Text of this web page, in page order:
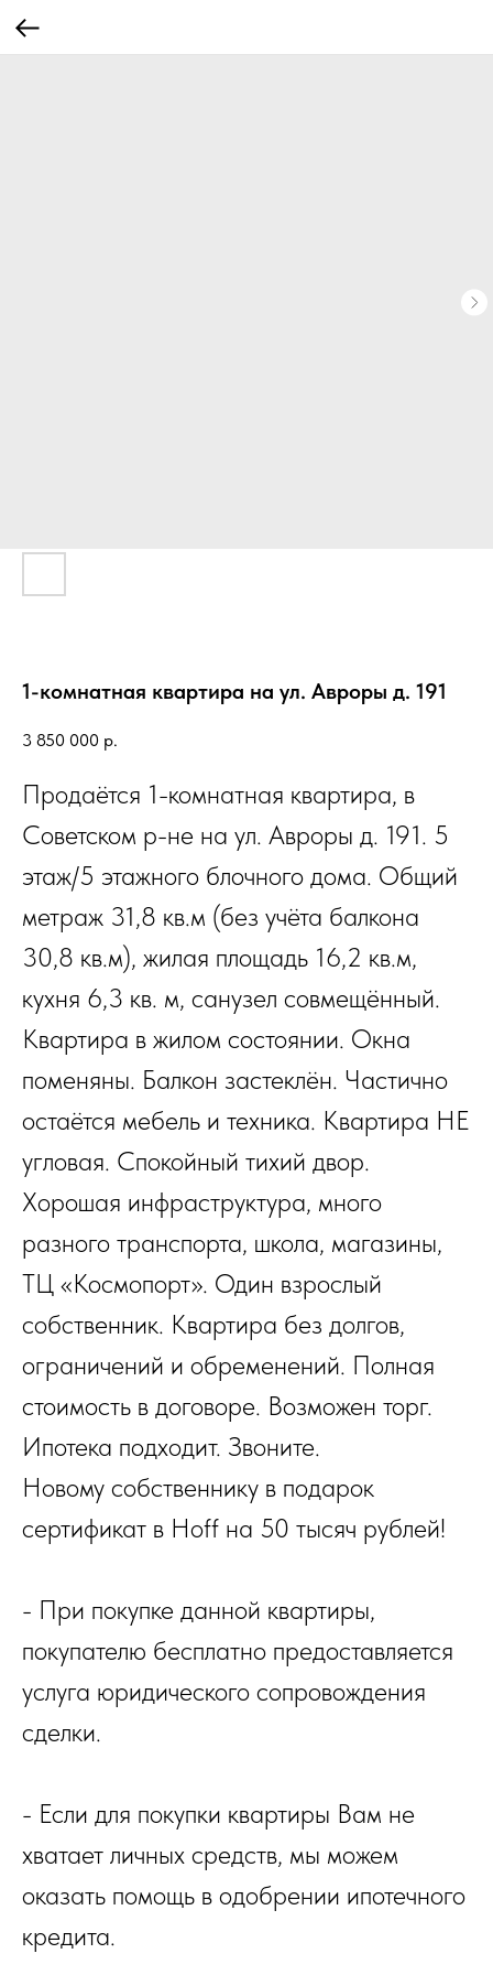
1-комнатная квартира на ул. Авроры д. 191
3 850 000 р.
Продаётся 1-комнатная квартира, в
Советском р-не на ул. Авроры д. 191. 5
этаж/5 этажного блочного дома. Общий
метраж 31,8 кв.м (без учёта балкона
30,8 кв.м), жилая площадь 16,2 кв.м,
кухня 6,3 кв. м, санузел совмещённый.
Квартира в жилом состоянии. Окна
поменяны. Балкон застеклён. Частично
остаётся мебель и техника. Квартира НЕ
угловая. Спокойный тихий двор.
Хорошая инфраструктура, много
разного транспорта, школа, магазины,
ТЦ «Космопорт». Один взрослый
собственник. Квартира без долгов,
ограничений и обременений. Полная
стоимость в договоре. Возможен торг.
Ипотека подходит. Звоните.
Новому собственнику в подарок
сертификат в Hoff на 50 тысяч рублей!
- При покупке данной квартиры,
покупателю бесплатно предоставляется
услуга юридического сопровождения
сделки.
- Если для покупки квартиры Вам не
хватает личных средств, мы можем
оказать помощь в одобрении ипотечного
кредита.